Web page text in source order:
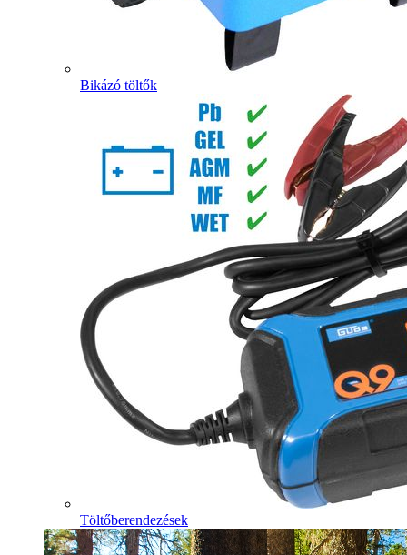
Bikázó töltők
Töltőberendezések